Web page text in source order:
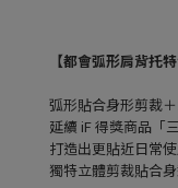
【都會弧形肩背托
弧形貼合身形剪裁
延續 iF 得獎商品「
打造出更貼近日常
獨特立體剪裁貼合